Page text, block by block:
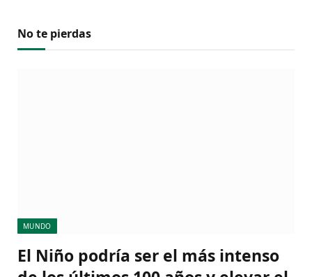
No te pierdas
MUNDO
El Niño podría ser el más intenso